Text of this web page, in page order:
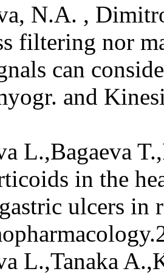
N.A. ,
filtering nor
can
and
L.,Bagaeva
in the
ulcers in
L.,Tanaka